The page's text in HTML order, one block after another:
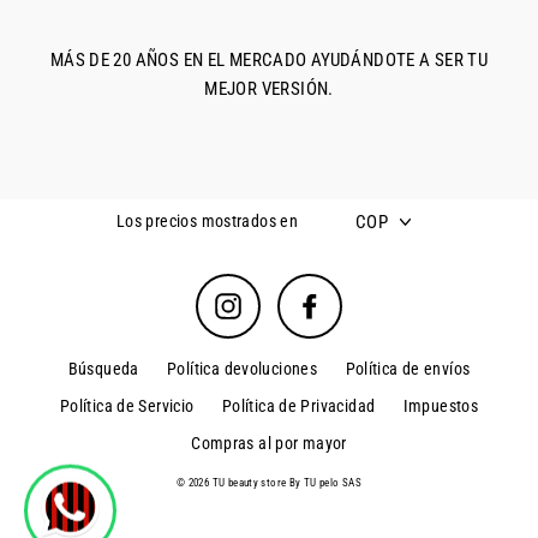
MÁS DE 20 AÑOS EN EL MERCADO AYUDÁNDOTE A SER TU
MEJOR VERSIÓN.
Los precios mostrados en COP
Instagram Facebook
Búsqueda Política devoluciones
Política de envíos
Política de Servicio
Política de Privacidad
Impuestos
Compras al por mayor
© 2026 TU beauty store By TU pelo SAS